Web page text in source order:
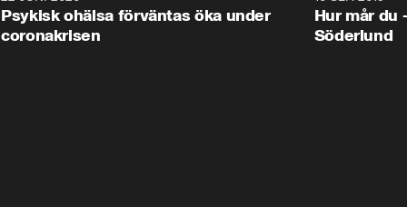
Psykisk ohälsa förväntas öka under
coronakrisen
Hur mår du
Söderlund